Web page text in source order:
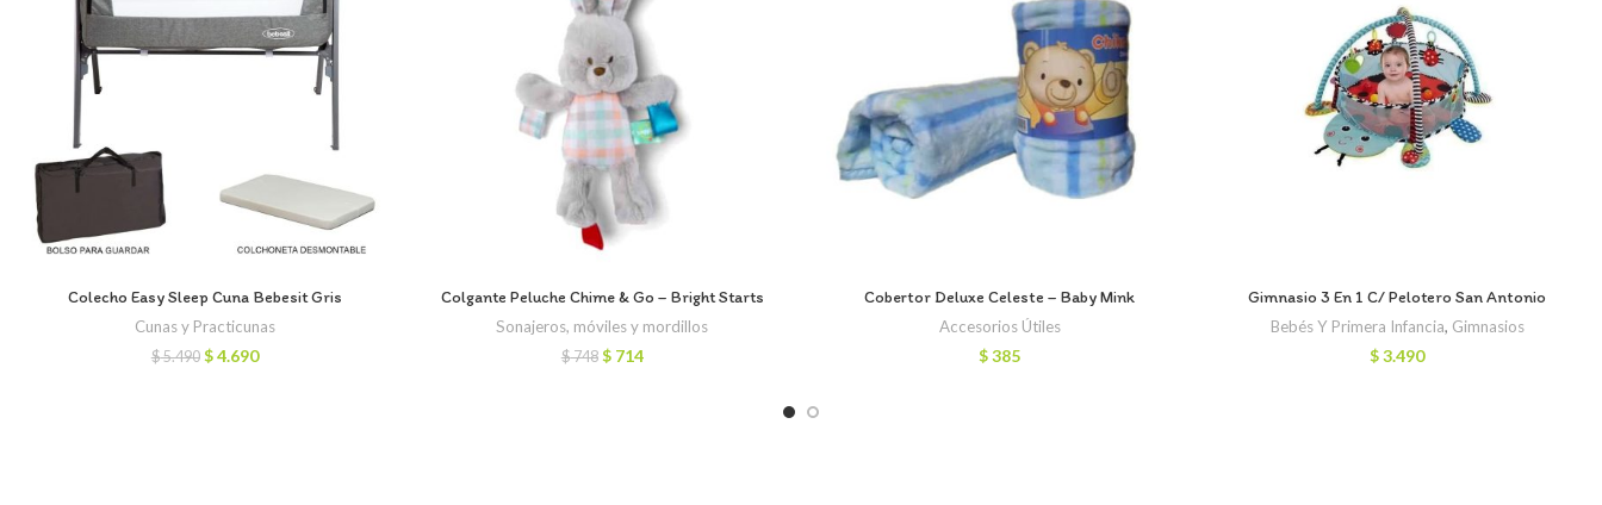
Colecho Easy Sleep Cuna Bebesit Gris
Cunas y Practicunas
$5.490 El
$4.690El
Colgante Peluche Chime & Go – Bright Starts
Sonajeros, móviles y mordillos
$748 El
$714El
Cobertor Deluxe Celeste – Baby Mink
Accesorios Útiles
$385
Gimnasio 3 En 1 C/ Pelotero San Antonio
Bebés Y Primera Infancia, Gimnasios
$3.490